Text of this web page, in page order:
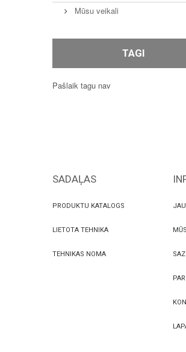
Mūsu veikali
TAGI
Pašlaik tagu nav
SADAĻAS
PRODUKTU KATALOGS
LIETOTA TEHNIKA
TEHNIKAS NOMA